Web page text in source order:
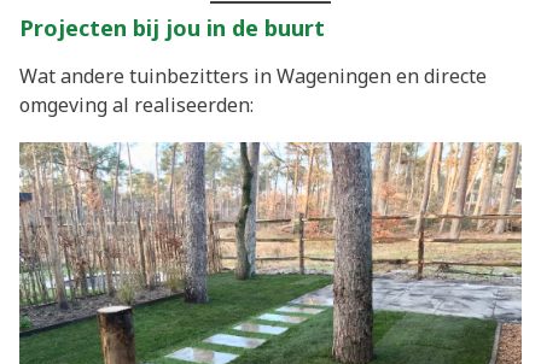
Projecten bij jou in de buurt
Wat andere tuinbezitters in Wageningen en directe
omgeving al realiseerden: